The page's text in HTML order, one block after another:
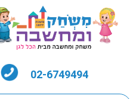
02-6749494